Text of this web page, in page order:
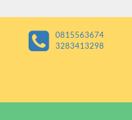
0815563674
3283413298